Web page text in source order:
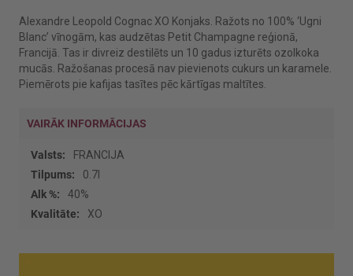
Alexandre Leopold Cognac XO Konjaks. Ražots no 100% ‘Ugni
Blanc’ vīnogām, kas audzētas Petit Champagne reģionā,
Francijā. Tas ir divreiz destilēts un 10 gadus izturēts ozolkoka
mucās. Ražošanas procesā nav pievienots cukurs un karamele.
Piemērots pie kafijas tasītes pēc kārtīgas maltītes.
VAIRĀK INFORMĀCIJAS
Vairāk
informācijas
FRANCIJA
0.7l
40%
XO